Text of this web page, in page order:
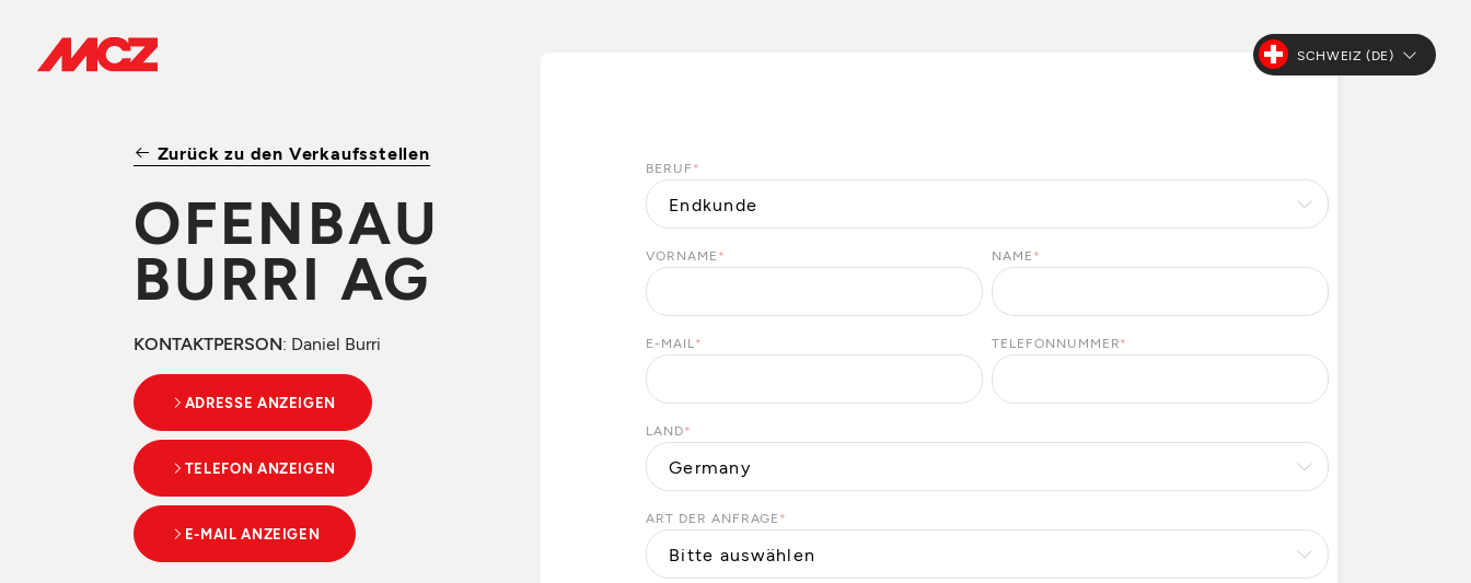
SCHWEIZ (DE)
Zurück zu den Verkaufsstellen
OFENBAU
BURRI AG
KONTAKTPERSON: Daniel Burri
ADRESSE ANZEIGEN
TELEFON ANZEIGEN
E-MAIL ANZEIGEN
BERUF *
VORNAME * NAME *
E-MAIL * TELEFONNUMMER*
LAND*
ART DER ANFRAGE *